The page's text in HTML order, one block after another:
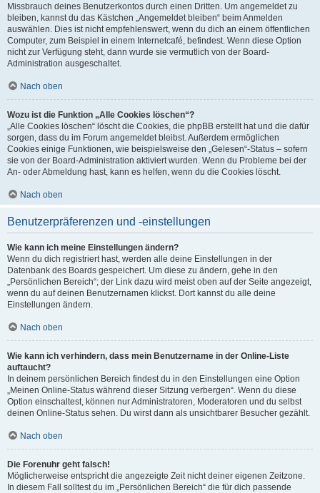
Missbrauch deines Benutzerkontos durch einen Dritten. Um angemeldet zu
bleiben, kannst du das Kästchen „Angemeldet bleiben“ beim Anmelden
auswählen. Dies ist nicht empfehlenswert, wenn du dich an einem öffentlichen
Computer, zum Beispiel in einem Internetcafé, befindest. Wenn diese Option
nicht zur Verfügung steht, dann wurde sie vermutlich von der Board-
Administration ausgeschaltet.
Nach oben
Wozu ist die Funktion „Alle Cookies löschen“?
„Alle Cookies löschen“ löscht die Cookies, die phpBB erstellt hat und die dafür
sorgen, dass du im Forum angemeldet bleibst. Außerdem ermöglichen
Cookies einige Funktionen, wie beispielsweise den „Gelesen“-Status – sofern
sie von der Board-Administration aktiviert wurden. Wenn du Probleme bei der
An- oder Abmeldung hast, kann es helfen, wenn du die Cookies löscht.
Nach oben
Benutzerpräferenzen und -einstellungen
Wie kann ich meine Einstellungen ändern?
Wenn du dich registriert hast, werden alle deine Einstellungen in der
Datenbank des Boards gespeichert. Um diese zu ändern, gehe in den
„Persönlichen Bereich“; der Link dazu wird meist oben auf der Seite angezeigt,
wenn du auf deinen Benutzernamen klickst. Dort kannst du alle deine
Einstellungen ändern.
Nach oben
Wie kann ich verhindern, dass mein Benutzername in der Online-Liste
auftaucht?
In deinem persönlichen Bereich findest du in den Einstellungen eine Option
„Meinen Online-Status während dieser Sitzung verbergen“. Wenn du diese
Option einschaltest, können nur Administratoren, Moderatoren und du selbst
deinen Online-Status sehen. Du wirst dann als unsichtbarer Besucher gezählt.
Nach oben
Die Forenuhr geht falsch!
Möglicherweise entspricht die angezeigte Zeit nicht deiner eigenen Zeitzone.
In diesem Fall solltest du im „Persönlichen Bereich“ die für dich passende